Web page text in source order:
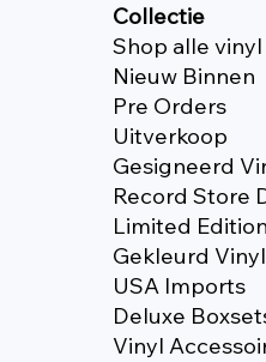
Collectie
Shop alle vinyl
Nieuw Binnen
Pre Orders
Uitverkoop
Gesigneerd
Record Store
Limited Edition
Gekleurd Vinyl
USA Imports
Deluxe
Vinyl